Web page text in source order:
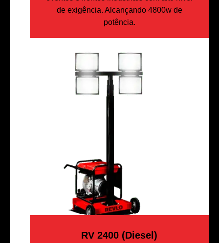
de exigência. Alcançando 4800w de
potência.
RV 2400 (Diesel)